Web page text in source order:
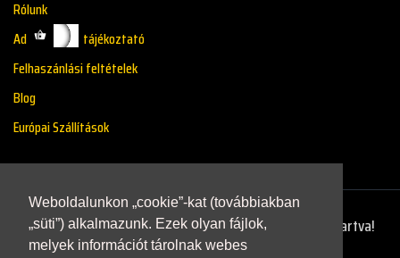
Weboldalunkon „cookie”-kat (továbbiakban
„süti”) alkalmazunk. Ezek olyan fájlok,
melyek információt tárolnak webes
Rólunk
Adatkazelési tájékoztató
Felhaszánlási feltételek
Blog
Európai Szállítások
Copyright © 2021 - Renaultstore.hu - Minden Jog Fenntartva!